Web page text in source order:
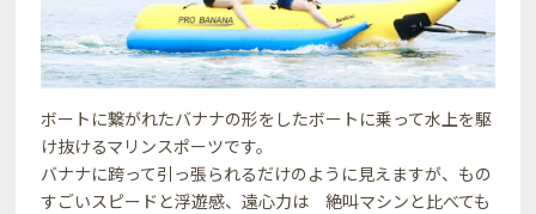
ボートに繋がれたバナナの形をしたボートに乗って水上を駆
け抜けるマリンスポーツです。
バナナに跨って引っ張られるだけのように見えますが、もの
すごいスピードと浮遊感、遠心力は 絶叫マシンと比べても